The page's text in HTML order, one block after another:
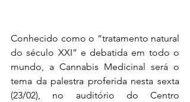
Conhecido como o “tratamento natural
do século XXI” e debatida em todo o
mundo, a Cannabis Medicinal será o
tema da palestra proferida nesta sexta
(23/02), no auditório do Centro